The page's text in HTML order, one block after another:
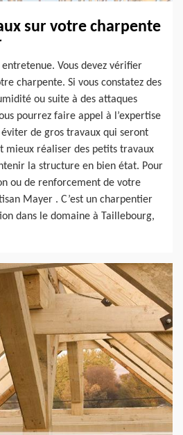
sur votre charpente
Vous devez vérifier
charpente. Si vous constatez des
ou suite à des attaques
pourrez faire appel à l’expertise
de gros travaux qui seront
mieux réaliser des petits travaux
la structure en bien état. Pour
ou de renforcement de votre
Mayer . C’est un charpentier
dans le domaine à Taillebourg,